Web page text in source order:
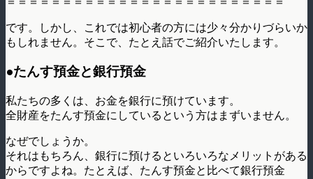
です。しかし、これでは初心者の方には少々分かりづらいか
もしれません。そこで、たとえ話でご紹介いたします。
●たんす預金と銀行預金
私たちの多くは、お金を銀行に預けています。
全財産をたんす預金にしているという方はまずいません。
なぜでしょうか。
それはもちろん、銀行に預けるといろいろなメリットがある
からですよね。たとえば、たんす預金と比べて銀行預金